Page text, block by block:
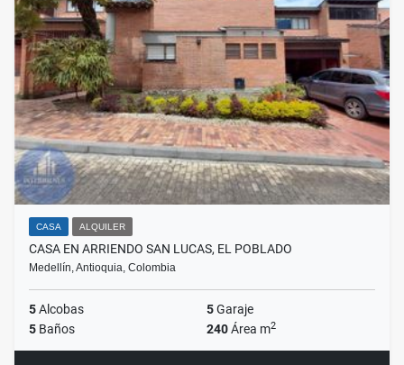
CASA ALQUILER
CASA EN ARRIENDO SAN LUCAS, EL POBLADO
Medellín, Antioquia, Colombia
5Alcobas 5Garaje
5 Baños 240Área m2